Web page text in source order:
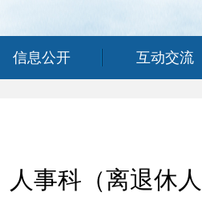
信息公开 互动交流
人事科（离退休